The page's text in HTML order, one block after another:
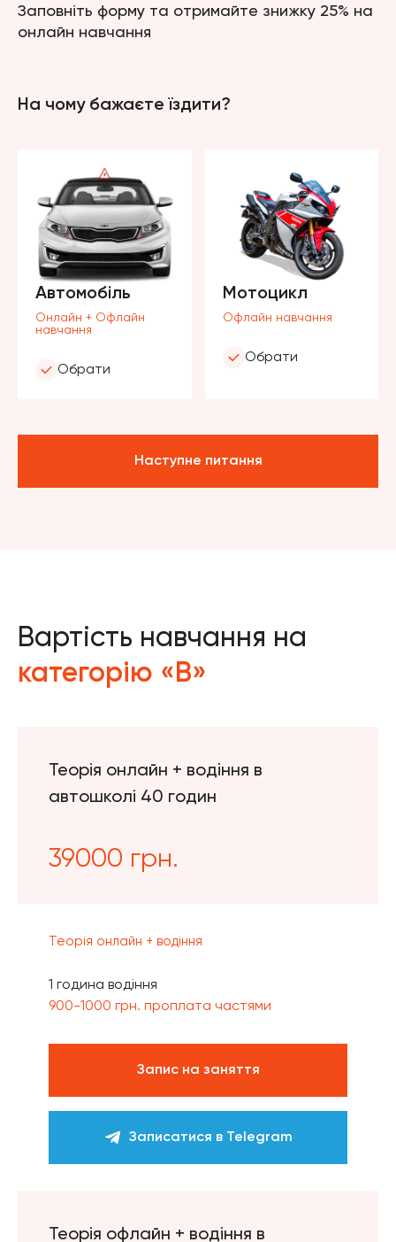
Заповніть форму та отримайте знижку 25% на
онлайн навчання
На чому бажаєте їздити?
Автомобіль
Онлайн + Офлайн
навчання
Обрати
Мотоцикл
Офлайн навчання
Обрати
Наступне питання
Вартість навчання на
категорію «В»
Теорія онлайн + водіння в
автошколі 40 годин
39000 грн.
Теорія онлайн + водіння
1 година водіння
900-1000 грн. проплата частями
Запис на заняття
Записатися в Telegram
Теорія офлайн + водіння в